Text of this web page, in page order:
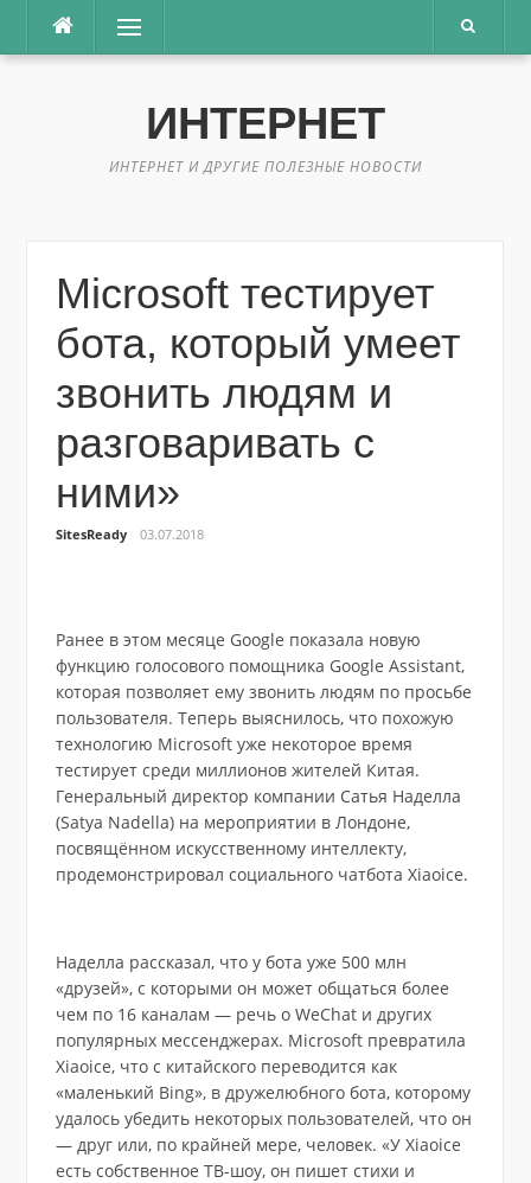
Перейти
содержимому
Меню
ИНТЕРНЕТ
ИНТЕРНЕТ И ДРУГИЕ ПОЛЕЗНЫЕ НОВОСТИ
Microsoft тестирует
бота, который умеет
звонить людям и
разговаривать с
ними»
SitesReady 03.07.2018
Ранее в этом месяце Google показала новую
функцию голосового помощника Google Assistant,
которая позволяет ему звонить людям по просьбе
пользователя. Теперь выяснилось, что похожую
технологию Microsoft уже некоторое время
тестирует среди миллионов жителей Китая.
Генеральный директор компании Сатья Наделла
(Satya Nadella) на мероприятии в Лондоне,
посвящённом искусственному интеллекту,
продемонстрировал социального чатбота Xiaoice.
Наделла рассказал, что у бота уже 500 млн
«друзей», с которыми он может общаться более
чем по 16 каналам — речь о WeChat и других
популярных мессенджерах. Microsoft превратила
Xiaoice, что с китайского переводится как
«маленький Bing», в дружелюбного бота, которому
удалось убедить некоторых пользователей, что он
— друг или, по крайней мере, человек. «У Xiaoice
есть собственное ТВ-шоу, он пишет стихи и